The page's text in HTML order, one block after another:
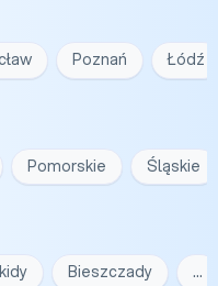
Poznań Łódź
Pomorskie Śląskie
Bieszczady …